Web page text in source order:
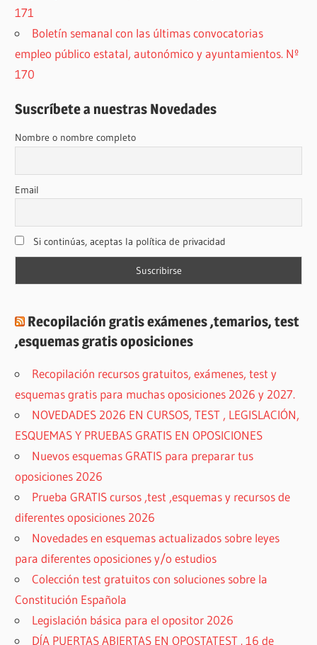
171
Boletín semanal con las últimas convocatorias
empleo público estatal, autonómico y ayuntamientos. Nº
170
Suscríbete a nuestras Novedades
Nombre o nombre completo
Email
Si continúas, aceptas la política de privacidad
Recopilación gratis exámenes ,temarios, test
,esquemas gratis oposiciones
Recopilación recursos gratuitos, exámenes, test y
esquemas gratis para muchas oposiciones 2026 y 2027.
NOVEDADES 2026 EN CURSOS, TEST , LEGISLACIÓN,
ESQUEMAS Y PRUEBAS GRATIS EN OPOSICIONES
Nuevos esquemas GRATIS para preparar tus
oposiciones 2026
Prueba GRATIS cursos ,test ,esquemas y recursos de
diferentes oposiciones 2026
Novedades en esquemas actualizados sobre leyes
para diferentes oposiciones y/o estudios
Colección test gratuitos con soluciones sobre la
Constitución Española
Legislación básica para el opositor 2026
DÍA PUERTAS ABIERTAS EN OPOSTATEST . 16 de